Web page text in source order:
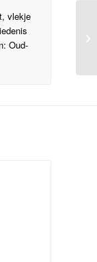
vlekje
Oud-